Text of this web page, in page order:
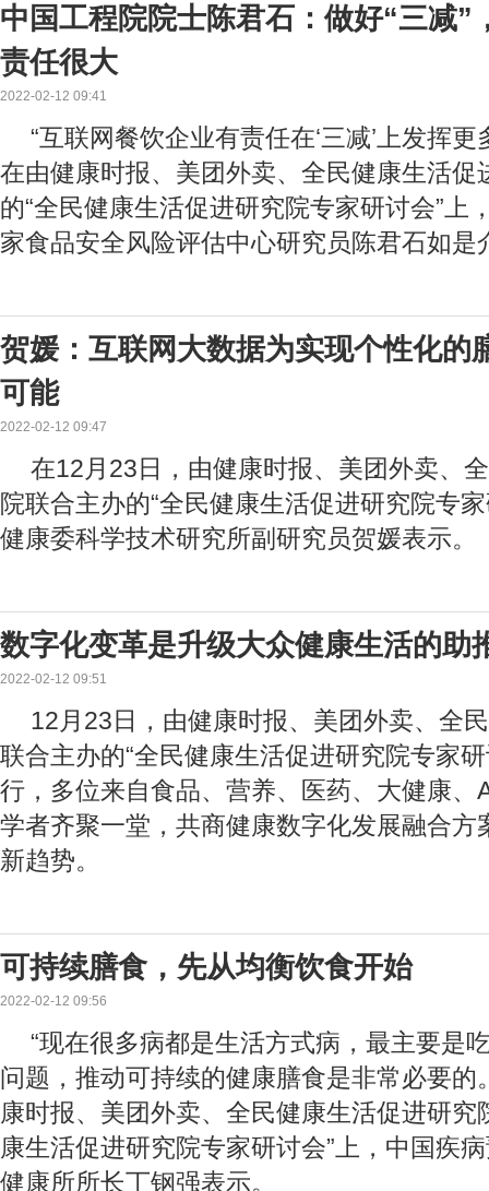
中国工程院院士陈君石：做好“三减”
责任很大
2022-02-12 09:41
“互联网餐饮企业有责任在‘三减’上发挥
在由健康时报、美团外卖、全民健康生活促
的“全民健康生活促进研究院专家研讨会”上
家食品安全风险评估中心研究员陈君石如是
贺媛：互联网大数据为实现个性化的
可能
2022-02-12 09:47
在12月23日，由健康时报、美团外卖、
院联合主办的“全民健康生活促进研究院专
健康委科学技术研究所副研究员贺媛表示。
数字化变革是升级大众健康生活的助
2022-02-12 09:51
12月23日，由健康时报、美团外卖、全
联合主办的“全民健康生活促进研究院专家
行，多位来自食品、营养、医药、大健康、
学者齐聚一堂，共商健康数字化发展融合方
新趋势。
可持续膳食，先从均衡饮食开始
2022-02-12 09:56
“现在很多病都是生活方式病，最主要是
问题，推动可持续的健康膳食是非常必要的
康时报、美团外卖、全民健康生活促进研究
康生活促进研究院专家研讨会”上，中国疾
健康所所长丁钢强表示。